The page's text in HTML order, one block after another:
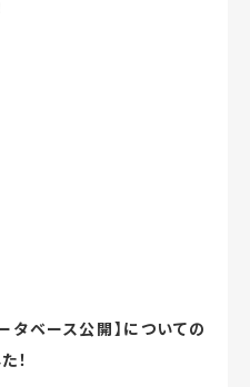
タベース公開】についての
！